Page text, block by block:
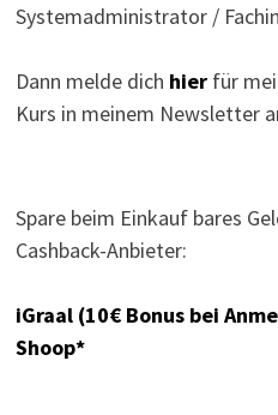
Systemadministrator /
Dann melde dich hierfür
Kurs in meinem Newsletter
Spare beim Einkauf bares
Cashback-Anbieter:
iGraal (10€ Bonus bei
Shoop*